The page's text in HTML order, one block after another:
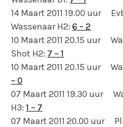
14 Maart 2011 19.00 uur
Wassenaar H2:6 – 2
10 Maart 2011 20.15 uur
Shot H2: 7 – 1
10 Maart 2011 20.15 uur
– 0
07 Maart 2011 19.30 uur
H3:1 – 7
07 Maart 2011 20.00 uur